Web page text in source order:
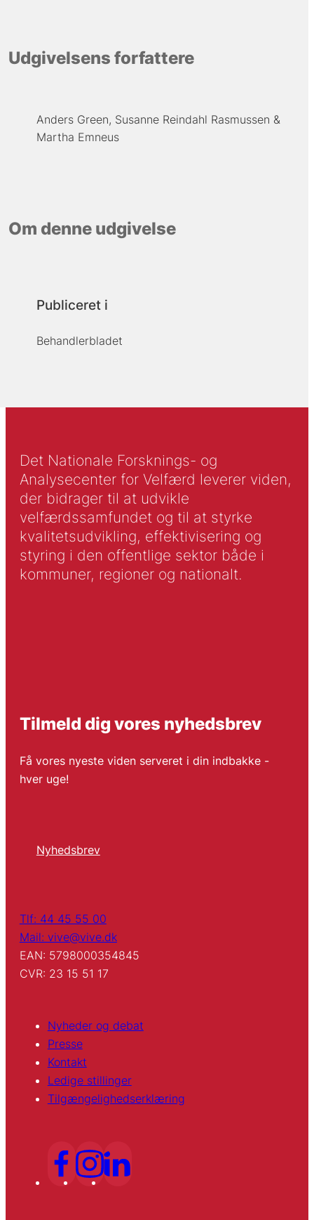
Udgivelsens forfattere
Anders Green Susanne Reindahl Rasmussen
Martha Emneus
Om denne udgivelse
Publiceret i
Behandlerbladet
Det Nationale Forsknings- og
Analysecenter for Velfærd leverer viden,
der bidrager til at udvikle
velfærdssamfundet og til at styrke
kvalitetsudvikling, effektivisering og
styring i den offentlige sektor både i
kommuner, regioner og nationalt.
Tilmeld dig vores nyhedsbrev
Få vores nyeste viden serveret i din indbakke -
hver uge!
Nyhedsbrev
Tlf: 44 45 55 00
Mail: vive@vive.dk
EAN: 5798000354845
CVR: 23 15 51 17
Nyheder og debat
Presse
Kontakt
Ledige stillinger
Tilgængelighedserklæring